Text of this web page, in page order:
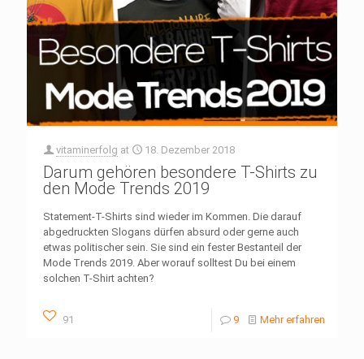
vitaminerfolg at 18. Dezember 2018
Darum gehören besondere T-Shirts zu
den Mode Trends 2019
Statement-T-Shirts sind wieder im Kommen. Die darauf
abgedruckten Slogans dürfen absurd oder gerne auch
etwas politischer sein. Sie sind ein fester Bestanteil der
Mode Trends 2019. Aber worauf solltest Du bei einem
solchen T-Shirt achten?
91 9 Mehr erfahren